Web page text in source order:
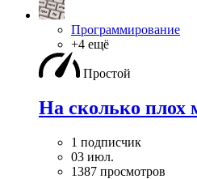
Программирование
+4 ещё
Простой
На сколько плох
1 подписчик
03 июл.
1387 просмотров